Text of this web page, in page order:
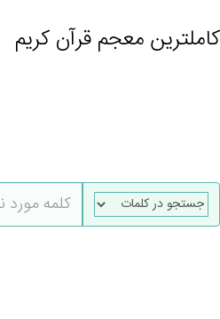
کاملترین معجم قرآن کریم